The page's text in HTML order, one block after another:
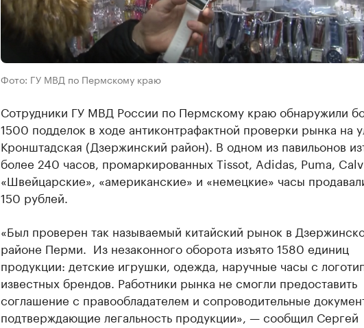
Фото: ГУ МВД по Пермскому краю
Сотрудники ГУ МВД России по Пермскому краю обнаружили
1500 подделок в ходе антиконтрафактной проверки рынка на
Кронштадская (Дзержинский район). В одном из павильонов
более 240 часов, промаркированных Tissot, Adidas, Puma,
«Швейцарские», «американские» и «немецкие» часы
150 рублей.
«Был проверен так называемый китайский рынок в
районе Перми. ​ Из незаконного оборота изъято 1580 единиц
продукции: детские игрушки, одежда, наручные часы с
известных брендов. Работники рынка не смогли предоставить
соглашение с правообладателем и сопроводительные
подтверждающие легальность продукции», — сообщил Сергей